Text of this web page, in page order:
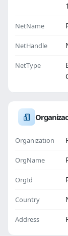
NetName
NetHandle
NetType
Organization
OrgName
OrgId
Country
Address